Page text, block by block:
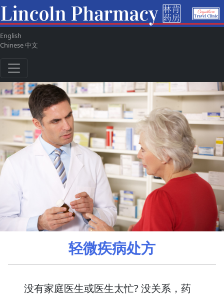
English
Chinese 中文
轻微疾病处方
没有家庭医生或医生太忙? 没关系，药